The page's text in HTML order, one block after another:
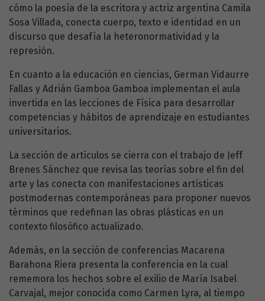
cómo la poesía de la escritora y actriz argentina Camila
Sosa Villada, conecta cuerpo, texto e identidad en un
discurso que desafía la heteronormatividad y la
represión.
En cuanto a la educación en ciencias, German Vidaurre
Fallas y Adrián Gamboa Gamboa implementan el aula
invertida en las lecciones de Física para desarrollar
competencias y hábitos de aprendizaje en estudiantes
universitarios.
La sección de artículos se cierra con el trabajo de Jeff
Brenes Sánchez que revisa las teorías sobre el fin del
arte y las conecta con manifestaciones artísticas
postmodernas contemporáneas para proponer nuevos
términos que redefinan las obras plásticas en un
contexto filosófico actualizado.
Además, en la sección de conferencias Macarena
Barahona Riera presenta la conferencia en la cual
rememora los hechos sobre el exilio de María Isabel
Carvajal, mejor conocida como Carmen Lyra, al tiempo